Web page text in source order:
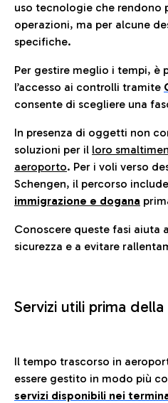
uso tecnologie che rendono
operazioni, ma per alcune
specifiche.
Per gestire meglio i tempi, è
l’accesso ai controlli tramite
consente di scegliere una
In presenza di oggetti non
soluzioni per il loro
aeroporto. Per i voli verso
Schengen, il percorso
immigrazione e dogana
Conoscere queste fasi aiuta
sicurezza e a evitare
Servizi utili prima
Il tempo trascorso in
essere gestito in modo più
servizi disponibili nei